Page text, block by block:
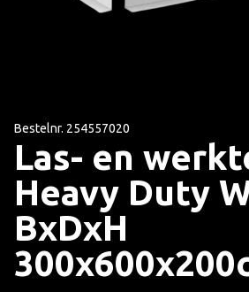
Bestelnr. 254557020
Las- en
Heavy Duty
BxDxH